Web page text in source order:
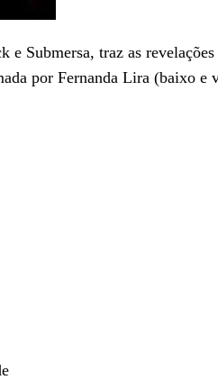
Submersa, traz as
por Fernanda Lira (baixo